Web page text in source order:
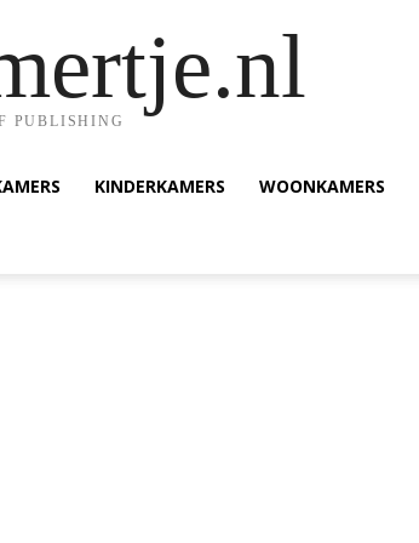
PUBLISHING
KINDERKAMERS WOONKAMERS